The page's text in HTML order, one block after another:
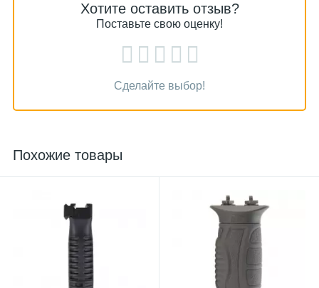
Хотите оставить отзыв?
Поставьте свою оценку!
Сделайте выбор!
Похожие товары